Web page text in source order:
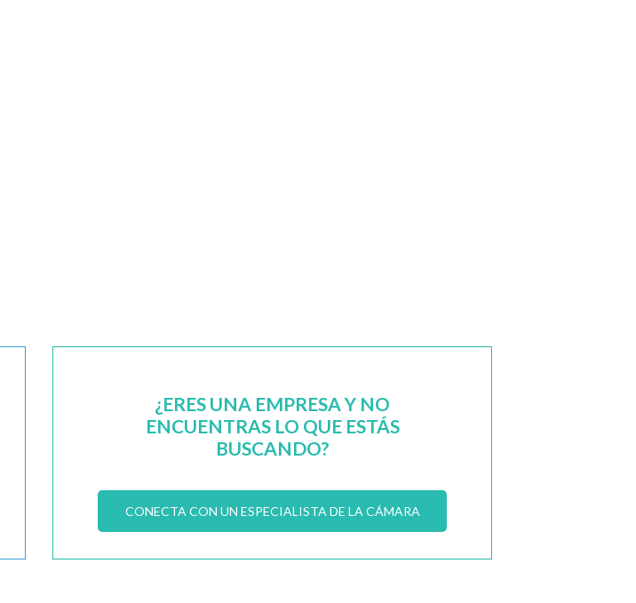
¿ERES UNA EMPRESA Y NO
ENCUENTRAS LO QUE ESTÁS
BUSCANDO?
CONECTA CON UN ESPECIALISTA DE LA CÁMARA